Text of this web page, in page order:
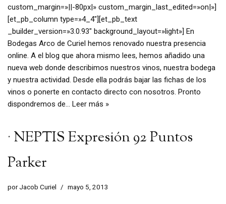
custom_margin=»||-80px|» custom_margin_last_edited=»on|»]
[et_pb_column type=»4_4″][et_pb_text
_builder_version=»3.0.93″ background_layout=»light»] En
Bodegas Arco de Curiel hemos renovado nuestra presencia
online. A el blog que ahora mismo lees, hemos añadido una
nueva web donde describimos nuestros vinos, nuestra bodega
y nuestra actividad. Desde ella podrás bajar las fichas de los
vinos o ponerte en contacto directo con nosotros. Pronto
dispondremos de… Leer más »
· NEPTIS Expresión 92 Puntos
Parker
porJacob Curiel mayo 5, 2013